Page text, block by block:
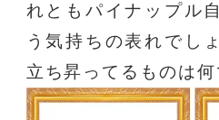
れともパイナップル
う気持ちの表れでし
立ち昇ってるものは何